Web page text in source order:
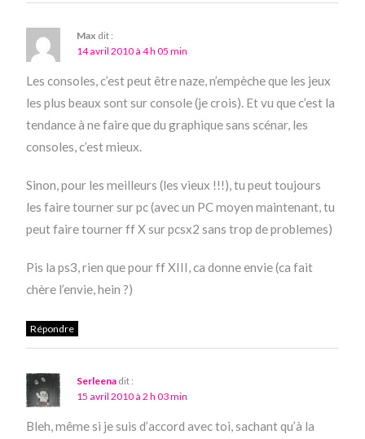
Max dit :
14 avril 2010 à 4 h 05 min
Les consoles, c’est peut être naze, n’empèche que les jeux
les plus beaux sont sur console (je crois). Et vu que c’est la
tendance à ne faire que du graphique sans scénar, les
consoles, c’est mieux.
Sinon, pour les meilleurs (les vieux !!!), tu peut toujours
les faire tourner sur pc (avec un PC moyen maintenant, tu
peut faire tourner ff X sur pcsx2 sans trop de problemes)
Pis la ps3, rien que pour ff XIII, ca donne envie (ca fait
chère l’envie, hein ?)
Répondre
Serleena dit :
15 avril 2010 à 2 h 03 min
Bleh, même si je suis d’accord avec toi, sachant qu’à la